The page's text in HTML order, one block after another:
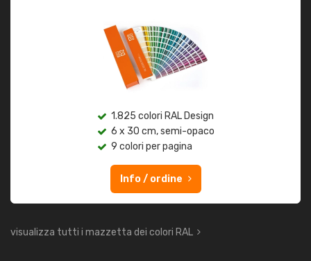
1.825 colori RAL Design
6 x 30 cm, semi-opaco
9 colori per pagina
Info / ordine
visualizza tutti i mazzetta dei colori RAL